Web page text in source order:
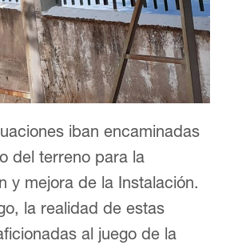
iban encaminadas
del terreno para la
y mejora de la Instalación.
la realidad de estas
al juego de la